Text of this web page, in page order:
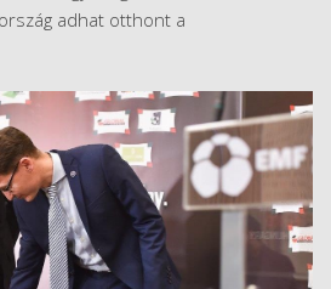
adhat otthont a